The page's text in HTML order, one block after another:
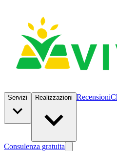
Servizi Realizzazioni Recensioni
Consulenza gratuita